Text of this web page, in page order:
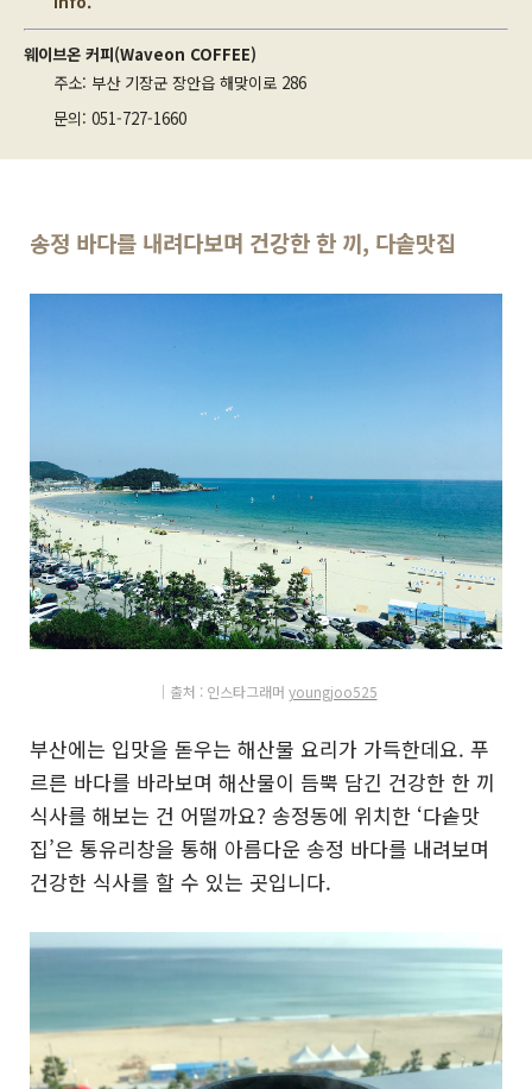
웨이브온 커피(Waveon COFFEE)
주소: 부산 기장군 장안읍 해맞이로 286
문의: 051-727-1660
송정 바다를 내려다보며 건강한 한 끼, 다솥맛집
│출처 : 인스타그래머 youngjoo525
부산에는 입맛을 돋우는 해산물 요리가 가득한데요. 푸
르른 바다를 바라보며 해산물이 듬뿍 담긴 건강한 한 끼
식사를 해보는 건 어떨까요? 송정동에 위치한 ‘다솥맛
집’은 통유리창을 통해 아름다운 송정 바다를 내려보며
건강한 식사를 할 수 있는 곳입니다.